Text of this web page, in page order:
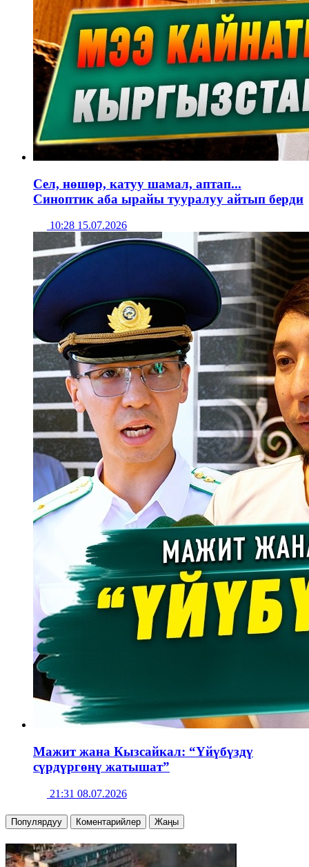
Сел, нөшөр, катуу шамал, аптап...
Синоптик аба ырайы тууралуу айтып берди
10:28 15.07.2026
Мажит жана Кызсайкал: “Үйүбүздү
сүрдүргөнү жатышат”
21:31 08.07.2026
Популярдуу Коментарийлер Жаңы